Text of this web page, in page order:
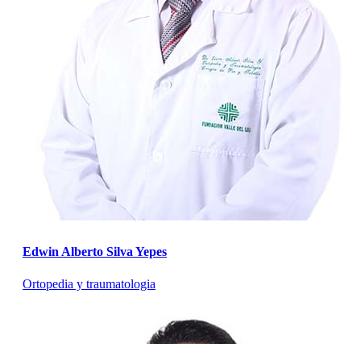
Edwin Alberto Silva Yepes
Ortopedia y traumatologia